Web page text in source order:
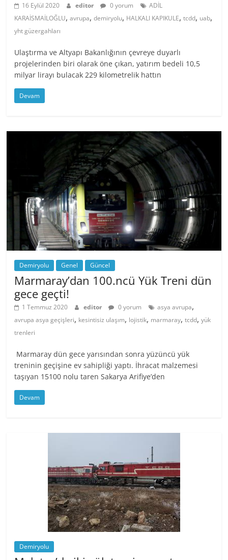
16 Eylül 2020 editor 0 yorum
ADİL
KARAİSMAİLOĞLU,avrupa,demiryolu, HALKALI KAPIKULE,tcdd, uab,
yht güzergahları
Ulaştırma ve Altyapı Bakanlığının çevreye duyarlı
projelerinden biri olarak öne çıkan, yatırım bedeli 10,5
milyar lirayı bulacak 229 kilometrelik hattın
Devam
Demiryolu Genel Güncel
Marmaray’dan 100.ncü Yük Treni dün
gece geçti!
1 Temmuz 2020 editor 0 yorum asya avrupa,
avrupa asya geçişleri, kesintisiz ulaşım, lojistik, marmaray,tcdd,yük
trenleri
Marmaray dün gece yarısından sonra yüzüncü yük
treninin geçişine ev sahipliği yaptı. İhracat malzemesi
taşıyan 15100 nolu taren Sakarya Arifiye’den
Devam
Demiryolu